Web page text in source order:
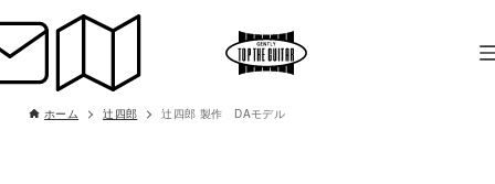
ホーム 辻四郎 辻四郎 製作 DAモデル